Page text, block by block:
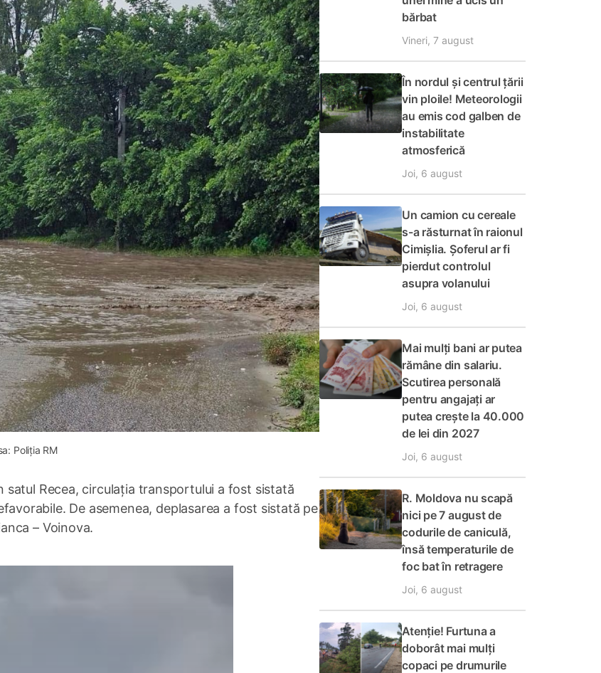
Poliția RM
Recea, circulația transportului a fost sistată
De asemenea, deplasarea a fost sistată pe
– Voinova.
bărbat
Vineri, 7 august
În nordul și centrul țării
vin ploile! Meteorologii
au emis cod galben de
instabilitate
atmosferică
Joi, 6 august
Un camion cu cereale
s-a răsturnat în raionul
Cimișlia. Șoferul ar fi
pierdut controlul
asupra volanului
Joi, 6 august
Mai mulți bani ar putea
rămâne din salariu.
Scutirea personală
pentru angajați ar
putea crește la 40.000
de lei din 2027
Joi, 6 august
R. Moldova nu scapă
nici pe 7 august de
codurile de caniculă,
însă temperaturile de
foc bat în retragere
Joi, 6 august
Atenție! Furtuna a
doborât mai mulți
copaci pe drumurile